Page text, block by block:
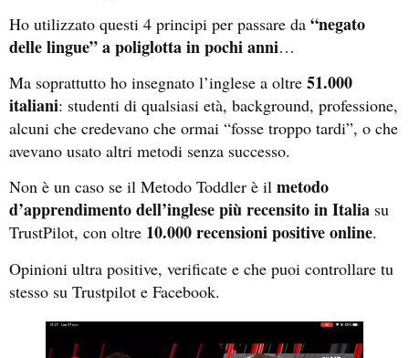
Ho utilizzato questi 4 principi per passare da “negato
delle lingue” a poliglotta in pochi anni…
Ma soprattutto ho insegnato l’inglese a oltre 51.000
italiani: studenti di qualsiasi età, background, professione,
alcuni che credevano che ormai “fosse troppo tardi”, o che
avevano usato altri metodi senza successo.
Non è un caso se il Metodo Toddler è il metodo
d’apprendimento dell’inglese più recensito in Italia su
TrustPilot, con oltre 10.000 recensioni positive online.
Opinioni ultra positive, verificate e che puoi controllare tu
stesso su Trustpilot e Facebook.